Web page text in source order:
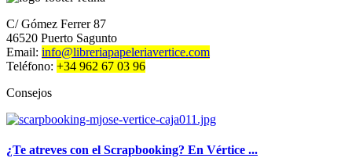
C/ Gómez Ferrer 87
46520 Puerto Sagunto
Email: info@libreriapapeleriavertice.com
Teléfono: +34 962 67 03 96
Consejos
¿Te atreves con el Scrapbooking? En Vértice ...